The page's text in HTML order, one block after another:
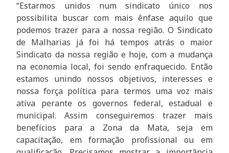
“Estarmos unidos num sindicato único nos
possibilita buscar com mais ênfase aquilo que
podemos trazer para a nossa região. O Sindicato
de Malharias já foi há tempos atrás o maior
Sindicato da nossa região e hoje, com a mudança
na economia local, foi sendo enfraquecido. Então
estamos unindo nossos objetivos, interesses e
nossa força política para termos uma voz mais
ativa perante os governos federal, estadual e
municipal. Assim conseguiremos trazer mais
benefícios para a Zona da Mata, seja em
capacitação, em formação profissional ou em